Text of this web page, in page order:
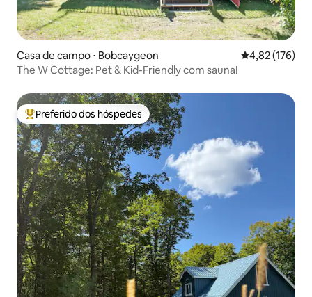
Casa de campo ⋅ Bobcaygeon 4,82 de uma
4,82 (176)
The W Cottage: Pet & Kid-Friendly com sauna!
Entre os melhores preferidos dos hóspedes
Preferido dos hóspedes